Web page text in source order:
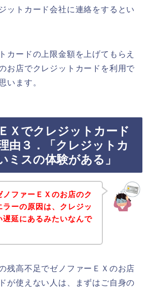
ットカード会社に連絡をするとい
カードの上限金額を上げてもらえ
お店でクレジットカードを利用で
います。
Ｘでクレジットカード
由３．「クレジットカ
ミスの体験がある」
ファーＥＸのお店のク
ラーの原因は、クレジッ
遅延にあるみたいなんで
残高不足でゼノファーＥＸのお店
が使えない人は、まずはご自身の